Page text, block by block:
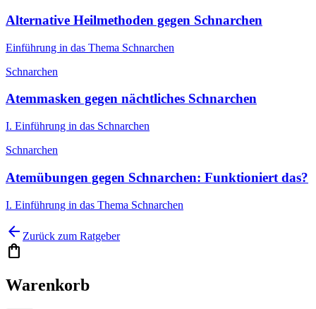
Alternative Heilmethoden gegen Schnarchen
Einführung in das Thema Schnarchen
Schnarchen
Atemmasken gegen nächtliches Schnarchen
I. Einführung in das Schnarchen
Schnarchen
Atemübungen gegen Schnarchen: Funktioniert das?
I. Einführung in das Thema Schnarchen
arrow_back Zurück zum Ratgeber
shopping_bag
Warenkorb